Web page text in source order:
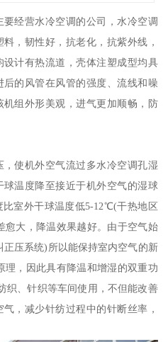
经营水冷空调的公司，水冷空调
，韧性好，抗老化，抗紫外线，
计有热流道，壳体注塑成型均具
的风管在风管的强度、流线和噪
组外形美观，进气更加顺畅，防
使机外空气流过多水冷空调孔湿
温度降至接近于机外空气的湿球
室外干球温度低5-12℃(干热地区
大，降温效果越好。由于空气始
压系统)所以能保持室内空气的新
理，因此具有降温和增湿的双重功
织、针织等车间使用，不但能改善
，减少针纺过程中的针断丝率，